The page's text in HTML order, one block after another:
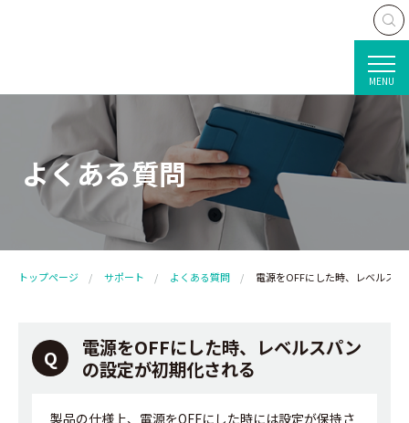
MENU
よくある質問
トップページ サポート よくある質問 電源をOFFにした時、レベルス
電源をOFFにした時、レベルスパン
の設定が初期化される
製品の仕様上、電源をOFFにした時には設定が保持さ